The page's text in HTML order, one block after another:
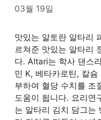
03월 19일
맛있는 알토란 알타리
르쳐준 맛있는 알타리
다. Altari는 학사 댄스
민 K, 베타카로틴, 칼
부하여 혈당 수치를 조
도움이 됩니다. 요리연
는 알타리 김치 담그는